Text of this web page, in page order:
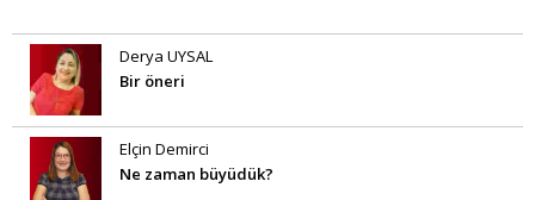
Derya UYSAL
Bir öneri
Elçin Demirci
Ne zaman büyüdük?